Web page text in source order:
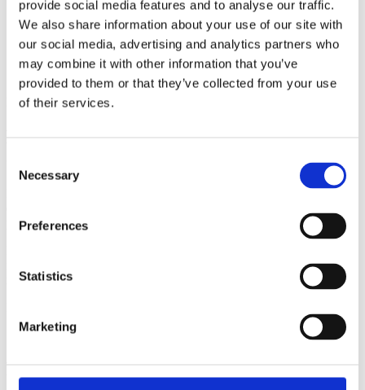
provide social media features and to analyse our traffic.
We also share information about your use of our site with
our social media, advertising and analytics partners who
may combine it with other information that you’ve
provided to them or that they’ve collected from your use
of their services.
Selection
Necessary
Preferences
Statistics
Marketing
Contact
Français
Anglais
Rencontrez-nous dans un lieu proche
Découvrez la qualité et la fonctionnalité de nos produits lors
produits et nos dernières nouveautés.
formations culinaires et techniques, afin de soutenir nos partenaires
nationaux et internationaux.